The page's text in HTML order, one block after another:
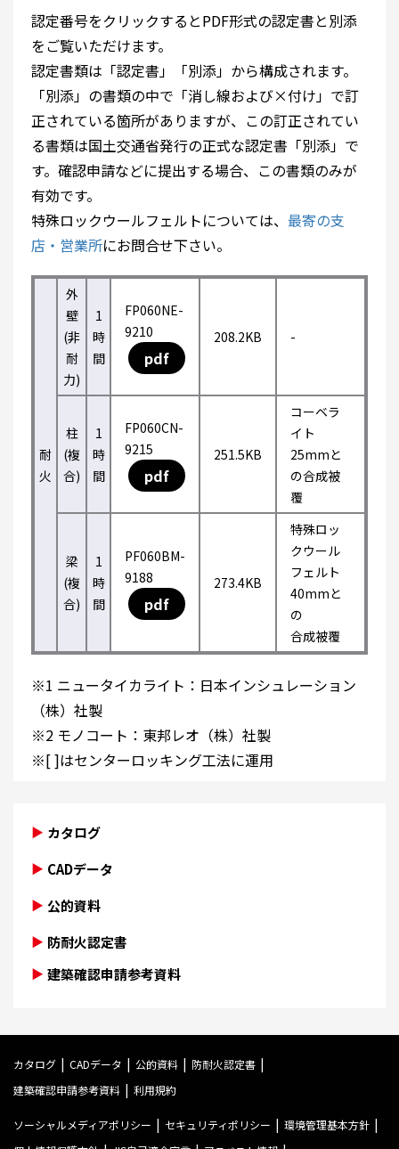
認定番号をクリックするとPDF形式の認定書と別添
をご覧いただけます。
認定書類は「認定書」「別添」から構成されます。
「別添」の書類の中で「消し線および×付け」で訂
正されている箇所がありますが、この訂正されてい
る書類は国土交通省発行の正式な認定書「別添」で
す。確認申請などに提出する場合、この書類のみが
有効です。
特殊ロックウールフェルトについては、 最寄の支
店・営業所にお問合せ下さい。
耐
火
外
壁
(非
耐
力)
1
時
間
FP060NE-
9210
pdf
208.2KB -
柱
(複
合)
1
時
間
FP060CN-
9215
pdf
251.5KB
コーベラ
イト
25mmと
の合成被
覆
梁
(複
合)
1
時
間
PF060BM-
9188
pdf
273.4KB
特殊ロッ
クウール
フェルト
40mmと
の
合成被覆
※1 ニュータイカライト：日本インシュレーション
（株）社製
※2 モノコート：東邦レオ（株）社製
※[ ]はセンターロッキング工法に運用
カタログ
CADデータ
公的資料
防耐火認定書
建築確認申請参考資料
カタログ CADデータ 公的資料
防耐火認定書
建築確認申請参考資料
利用規約
ソーシャルメディアポリシー セキュリティポリシー
環境管理基本方針